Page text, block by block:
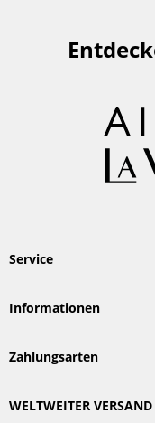
Service
Informationen
Zahlungsarten
WELTWEITER VERSAND